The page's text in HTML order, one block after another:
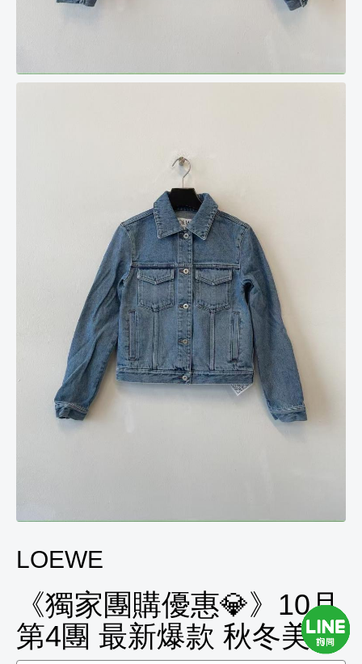
LOEWE
《獨家團購優惠💎》10月
第4團 最新爆款 秋冬美服